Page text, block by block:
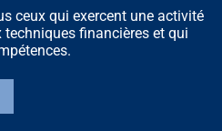
ceux qui exercent une activité
financières et qui